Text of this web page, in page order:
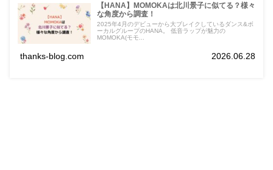
【HANA】MOMOKAは北川景子に似てる？様々
な角度から調査！
2025年4月のデビューから大ブレイクしているダンス&ボ
ーカルグループのHANA。 低音ラップが魅力の
MOMOKA(モモ...
thanks-blog.com 2026.06.28